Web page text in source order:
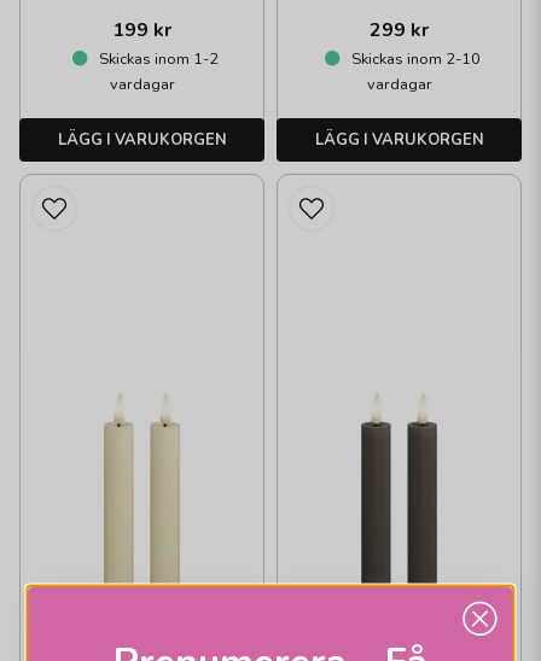
199 kr
Skickas inom 1-2
vardagar
LÄGG I VARUKORGEN
299 kr
Skickas inom 2-10
vardagar
LÄGG I VARUKORGEN